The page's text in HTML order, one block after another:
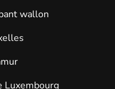
wallon
Luxembourg